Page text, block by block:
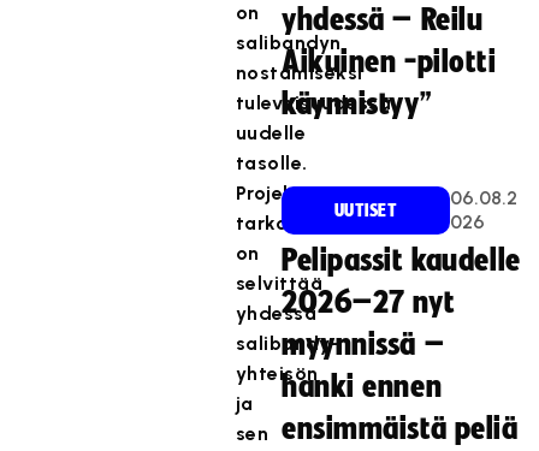
on
salibandyn
nostamiseksi
tulevaisuudessa
uudelle
tasolle.
Projektin
tarkoituksena
on
selvittää
yhdessä
salibandy-
yhteisön
ja
sen
yhdessä – Reilu
Aikuinen -pilotti
käynnistyy”
UUTISET
06.08.2
026
Pelipassit kaudelle
2026–27 nyt
myynnissä –
hanki ennen
ensimmäistä peliä